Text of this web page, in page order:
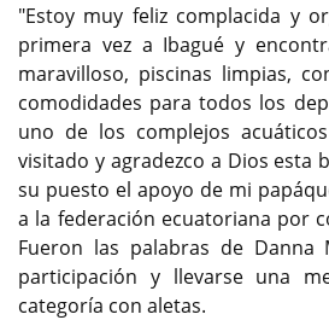
"Estoy muy feliz complacida y
primera vez a Ibagué y
maravilloso, piscinas limpias,
comodidades para todos los
uno de los complejos
visitado y agradezco a Dios esta
su puesto el apoyo de mi
a la federación ecuatoriana por
Fueron las palabras de Danna
participación y llevarse una
categoría con aletas.